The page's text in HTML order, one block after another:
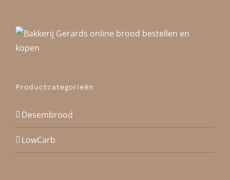
Productcategorieën
Desembrood
LowCarb